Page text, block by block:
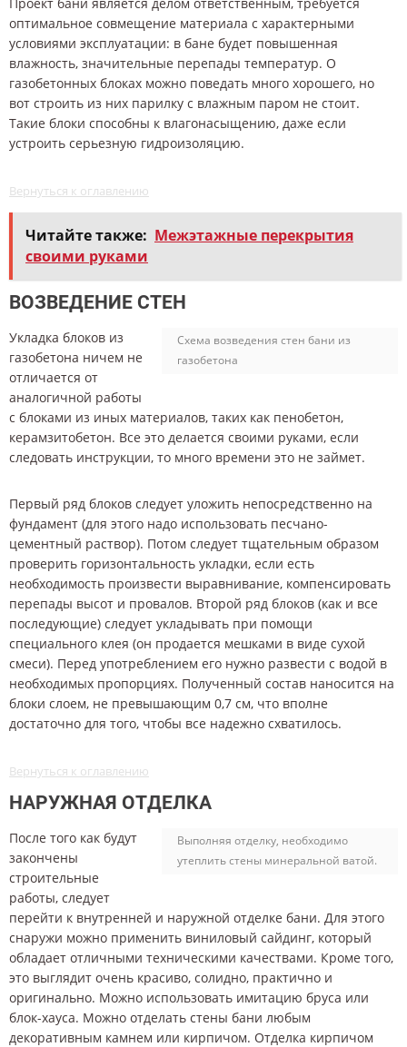
Проект бани является делом ответственным, требуется
оптимальное совмещение материала с характерными
условиями эксплуатации: в бане будет повышенная
влажность, значительные перепады температур. О
газобетонных блоках можно поведать много хорошего, но
вот строить из них парилку с влажным паром не стоит.
Такие блоки способны к влагонасыщению, даже если
устроить серьезную гидроизоляцию.
Вернуться к оглавлению
Читайте также: Межэтажные перекрытия
своими руками
ВОЗВЕДЕНИЕ СТЕН
Схема возведения стен бани из
газобетона
Укладка блоков из
газобетона ничем не
отличается от
аналогичной работы
с блоками из иных материалов, таких как пенобетон,
керамзитобетон. Все это делается своими руками, если
следовать инструкции, то много времени это не займет.
Первый ряд блоков следует уложить непосредственно на
фундамент (для этого надо использовать песчано-
цементный раствор). Потом следует тщательным образом
проверить горизонтальность укладки, если есть
необходимость произвести выравнивание, компенсировать
перепады высот и провалов. Второй ряд блоков (как и все
последующие) следует укладывать при помощи
специального клея (он продается мешками в виде сухой
смеси). Перед употреблением его нужно развести с водой в
необходимых пропорциях. Полученный состав наносится на
блоки слоем, не превышающим 0,7 см, что вполне
достаточно для того, чтобы все надежно схватилось.
Вернуться к оглавлению
НАРУЖНАЯ ОТДЕЛКА
Выполняя отделку, необходимо
утеплить стены минеральной ватой.
После того как будут
закончены
строительные
работы, следует
перейти к внутренней и наружной отделке бани. Для этого
снаружи можно применить виниловый сайдинг, который
обладает отличными техническими качествами. Кроме того,
это выглядит очень красиво, солидно, практично и
оригинально. Можно использовать имитацию бруса или
блок-хауса. Можно отделать стены бани любым
декоративным камнем или кирпичом. Отделка кирпичом